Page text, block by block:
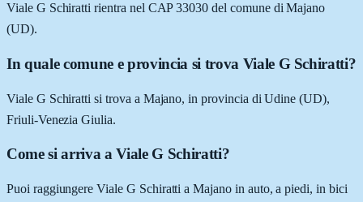
Viale G Schiratti rientra nel CAP 33030 del comune di Majano
(UD).
In quale comune e provincia si trova Viale G Schiratti?
Viale G Schiratti si trova a Majano, in provincia di Udine (UD),
Friuli-Venezia Giulia.
Come si arriva a Viale G Schiratti?
Puoi raggiungere Viale G Schiratti a Majano in auto, a piedi, in bici